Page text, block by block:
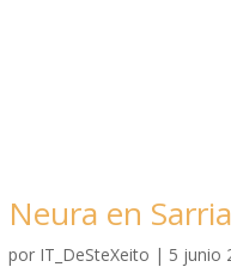
Neura en Sarria
por IT_DeSteXeito | 5 junio